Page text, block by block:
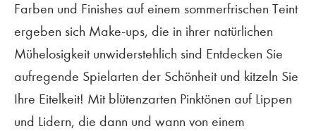
Farben und Finishes auf einem sommerfrischen Teint
ergeben sich Make-ups, die in ihrer natürlichen
Mühelosigkeit unwiderstehlich sind Entdecken Sie
aufregende Spielarten der Schönheit und kitzeln Sie
Ihre Eitelkeit! Mit blütenzarten Pinktönen auf Lippen
und Lidern, die dann und wann von einem